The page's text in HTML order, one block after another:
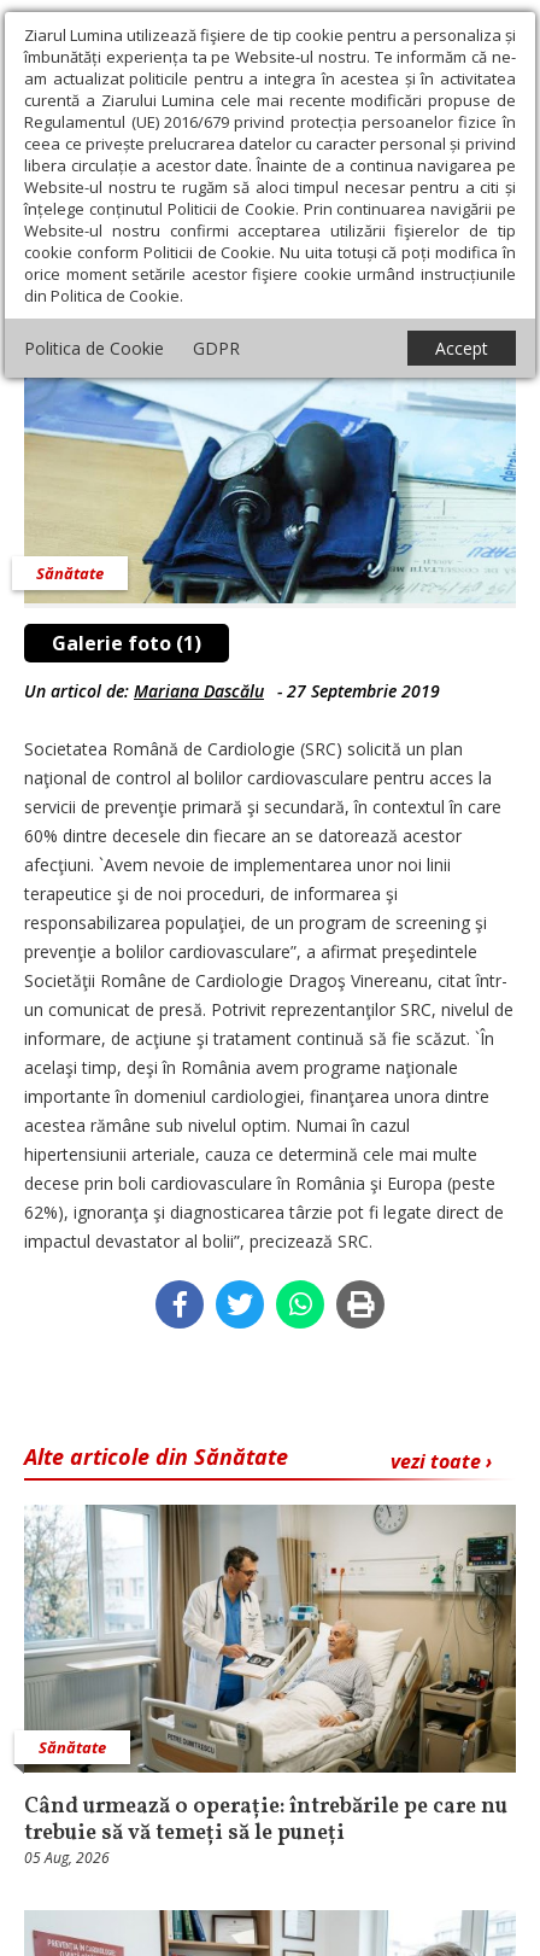
Ziarul Lumina utilizează fişiere de tip cookie pentru a personaliza și
îmbunătăți experiența ta pe Website-ul nostru. Te informăm că ne-
am actualizat politicile pentru a integra în acestea și în activitatea
curentă a Ziarului Lumina cele mai recente modificări propuse de
Regulamentul (UE) 2016/679 privind protecția persoanelor fizice în
ceea ce privește prelucrarea datelor cu caracter personal și privind
libera circulație a acestor date. Înainte de a continua navigarea pe
Website-ul nostru te rugăm să aloci timpul necesar pentru a citi și
înțelege conținutul Politicii de Cookie. Prin continuarea navigării pe
Website-ul nostru confirmi acceptarea utilizării fişierelor de tip
cookie conform Politicii de Cookie. Nu uita totuși că poți modifica în
orice moment setările acestor fişiere cookie urmând instrucțiunile
din Politica de Cookie.
Politica de Cookie GDPR Accept
Ziarul Lumina › Societate › Sănătate › Plan naţional de control
al bolilor cardiovasculare
Plan naţional de control al bolilor
cardiovasculare
Galerie foto (1)
Sănătate
Un articol de: Mariana Dascălu - 27 Septembrie 2019
Societatea Română de Cardiologie (SRC) solicită un plan
naţional de control al bolilor cardiovasculare pentru acces la
servicii de prevenţie primară şi secundară, în contextul în care
60% dintre decesele din fiecare an se datorează acestor
afecţiuni. `Avem nevoie de implementarea unor noi linii
terapeutice şi de noi proceduri, de informarea şi
responsabilizarea populaţiei, de un program de screening şi
prevenţie a bolilor cardiovasculare”, a afirmat preşedintele
Societăţii Române de Cardiologie Dragoş Vinereanu, citat într-
un comunicat de presă. Potrivit reprezentanţilor SRC, nivelul de
informare, de acţiune şi tratament continuă să fie scăzut. `În
acelaşi timp, deşi în România avem programe naţionale
importante în domeniul cardiologiei, finanţarea unora dintre
acestea rămâne sub nivelul optim. Numai în cazul
hipertensiunii arteriale, cauza ce determină cele mai multe
decese prin boli cardiovasculare în România şi Europa (peste
62%), ignoranţa şi diagnosticarea târzie pot fi legate direct de
impactul devastator al bolii”, precizează SRC.
vezi toate ›
Alte articole din Sănătate
Sănătate
Când urmează o operație: întrebările pe care nu
trebuie să vă temeți să le puneți
05 Aug, 2026